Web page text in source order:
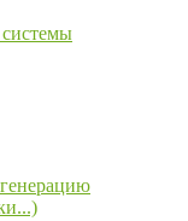
системы